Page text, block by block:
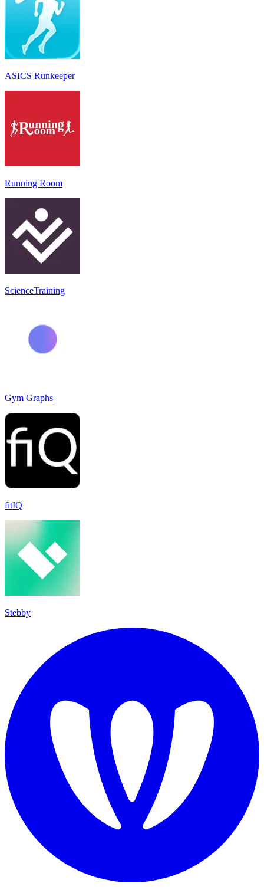
ASICS Runkeeper
Running Room
ScienceTraining
Gym Graphs
fitIQ
Stebby